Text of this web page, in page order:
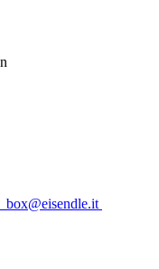
box@eisendle.it